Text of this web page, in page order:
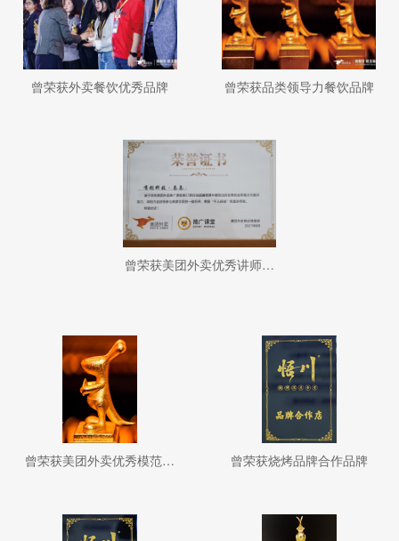
曾荣获外卖餐饮优秀品牌 曾荣获品类领导力餐饮品牌
曾荣获美团外卖优秀讲师称呼
曾荣获美团外卖优秀模范品牌 曾荣获烧烤品牌合作品牌